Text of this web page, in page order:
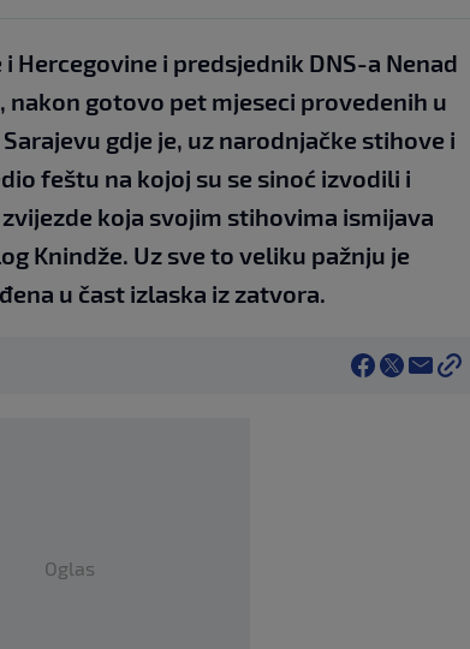
Hercegovine i predsjednik DNS-a Nenad
nakon gotovo pet mjeseci provedenih u
gdje je, uz narodnjačke stihove i
feštu na kojoj su se sinoć izvodili i
koja svojim stihovima ismijava
Knindže. Uz sve to veliku pažnju je
u čast izlaska iz zatvora.
Oglas